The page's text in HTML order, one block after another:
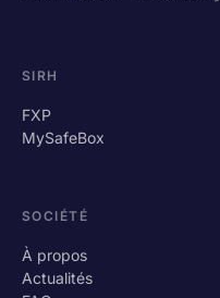
SIRH
FXP
MySafeBox
SOCIÉTÉ
À propos
Actualités